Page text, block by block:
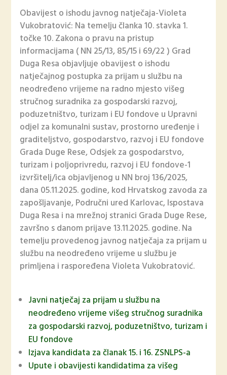
Obavijest o ishodu javnog natječaja-Violeta
Vukobratović: Na temelju članka 10. stavka 1.
točke 10. Zakona o pravu na pristup
informacijama ( NN 25/13, 85/15 i 69/22 ) Grad
Duga Resa objavljuje obavijest o ishodu
natječajnog postupka za prijam u službu na
neodređeno vrijeme na radno mjesto višeg
stručnog suradnika za gospodarski razvoj,
poduzetništvo, turizam i EU fondove u Upravni
odjel za komunalni sustav, prostorno uređenje i
graditeljstvo, gospodarstvo, razvoj i EU fondove
Grada Duge Rese, Odsjek za gospodarstvo,
turizam i poljoprivredu, razvoj i EU fondove-1
izvršitelj/ica objavljenog u NN broj 136/2025,
dana 05.11.2025. godine, kod Hrvatskog zavoda za
zapošljavanje, Područni ured Karlovac, Ispostava
Duga Resa i na mrežnoj stranici Grada Duge Rese,
završno s danom prijave 13.11.2025. godine. Na
temelju provedenog javnog natječaja za prijam u
službu na neodređeno vrijeme u službu je
primljena i raspoređena Violeta Vukobratović.
Javni natječaj za prijam u službu na
neodređeno vrijeme višeg stručnog suradnika
za gospodarski razvoj, poduzetništvo, turizam i
EU fondove
Izjava kandidata za članak 15. i 16. ZSNLPS-a
Upute i obavijesti kandidatima za višeg